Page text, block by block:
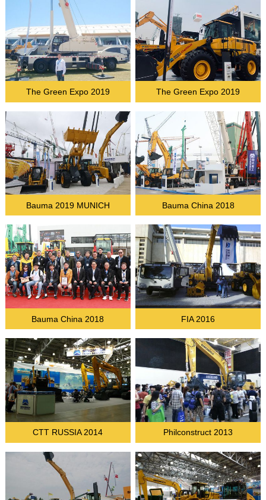
The Green Expo 2019 The Green Expo 2019
Bauma 2019 MUNICH Bauma China 2018
Bauma China 2018 FIA 2016
CTT RUSSIA 2014 Philconstruct 2013